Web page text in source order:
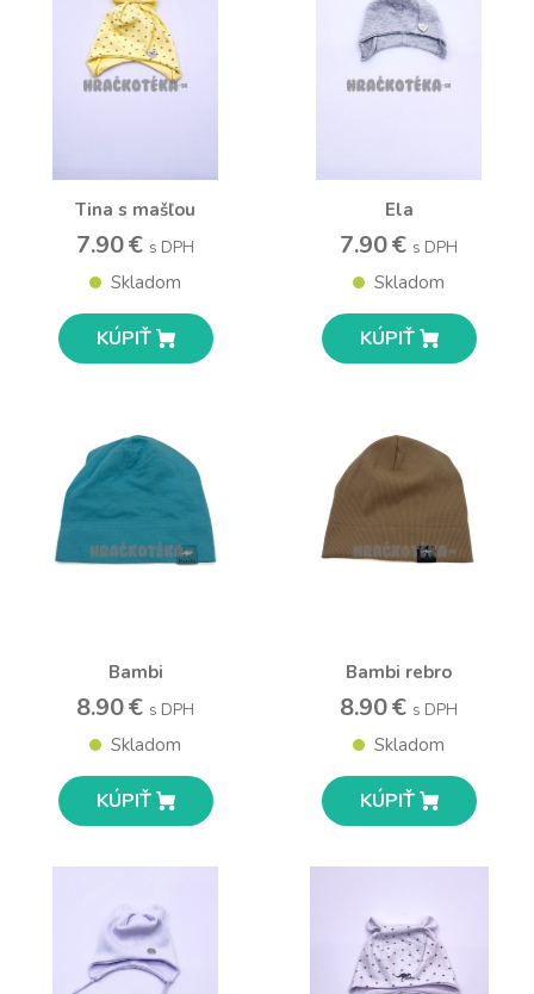
Tina s mašľou
7.90 € s DPH
Skladom
KÚPIŤ
Ela
7.90 € s DPH
Skladom
KÚPIŤ
Bambi
8.90 € s DPH
Skladom
KÚPIŤ
Bambi rebro
8.90 € s DPH
Skladom
KÚPIŤ